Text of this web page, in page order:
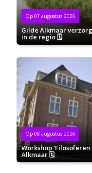
Op 07 augustus 2026
Gilde Alkmaar
in de regio 🗓
Op 08 augustus 2026
Workshop
Alkmaar 🗓